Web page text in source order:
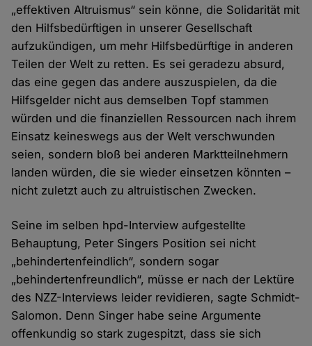
„effektiven Altruismus“ sein könne, die Solidarität mit
den Hilfsbedürftigen in unserer Gesellschaft
aufzukündigen, um mehr Hilfsbedürftige in anderen
Teilen der Welt zu retten. Es sei geradezu absurd,
das eine gegen das andere auszuspielen, da die
Hilfsgelder nicht aus demselben Topf stammen
würden und die finanziellen Ressourcen nach ihrem
Einsatz keineswegs aus der Welt verschwunden
seien, sondern bloß bei anderen Marktteilnehmern
landen würden, die sie wieder einsetzen könnten –
nicht zuletzt auch zu altruistischen Zwecken.
Seine im selben hpd-Interview aufgestellte
Behauptung, Peter Singers Position sei nicht
„behindertenfeindlich“, sondern sogar
„behindertenfreundlich“, müsse er nach der Lektüre
des NZZ-Interviews leider revidieren, sagte Schmidt-
Salomon. Denn Singer habe seine Argumente
offenkundig so stark zugespitzt, dass sie sich